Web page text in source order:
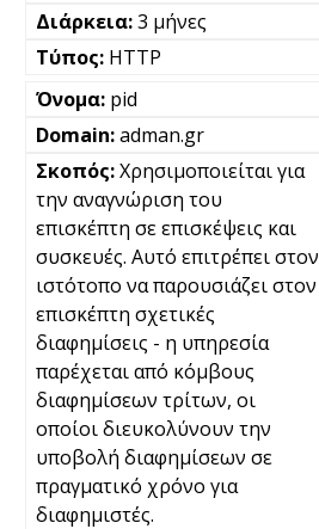
3 μήνες
HTTP
pid
adman.gr
Χρησιμοποιείται για
την αναγνώριση του
επισκέπτη σε επισκέψεις και
συσκευές. Αυτό επιτρέπει στον
ιστότοπο να παρουσιάζει στον
επισκέπτη σχετικές
διαφημίσεις - η υπηρεσία
παρέχεται από κόμβους
διαφημίσεων τρίτων, οι
οποίοι διευκολύνουν την
υποβολή διαφημίσεων σε
πραγματικό χρόνο για
διαφημιστές.